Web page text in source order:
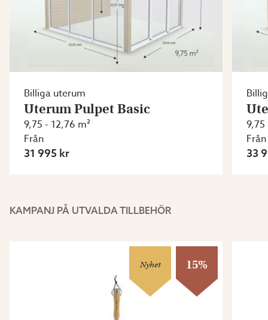
Billiga uterum
Uterum Pulpet Basic
9,75 - 12,76 m²
Från
31 995 kr
9,75
Från
33
KAMPANJ PÅ UTVALDA TILLBEHÖR
Nyhet 15%